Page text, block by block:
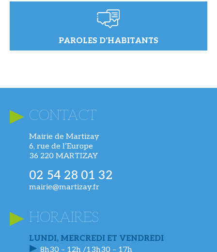
PAROLES D'HABITANTS
CONTACT
Mairie de Martizay
6, rue de l’Europe
36 220 MARTIZAY
02 54 28 01 32
mairie@martizay.fr
HORAIRES
LUNDI, MERCREDI ET VENDREDI
8h30 – 12h /13h30 – 17h